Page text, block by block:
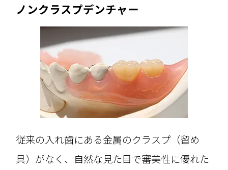
ノンクラスプデンチャー
従来の入れ歯にある金属のクラスプ（留め
具）がなく、自然な見た目で審美性に優れた